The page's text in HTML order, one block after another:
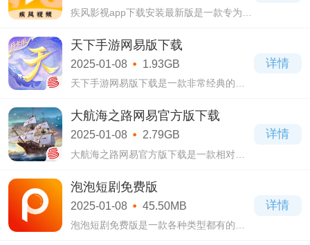
疾风影视app下载安装最新版是一款专为广
有着很多的影视资源，各种高清电影，热
播电视剧，爆笑综艺，人气动漫等，各种
类型的
天下手游网易版下载
2025-01-08 1.93GB
天下手游网易版下载是一款非常经典的网
下载中玩家将来到大荒世界开启自己的修
炼之旅，其中月卡服更是削减大量氪金内
容哦!
详情
大航海之路网易官方版下载
2025-01-08 2.79GB
大航海之路网易官方版下载是一款相对休
官方版下载游戏中拥有真实的场景以及简
单的操作玩法，起码四五十级前，体验轻
松又舒适
详情
泡泡短剧免费版
2025-01-08 45.50MB
泡泡短剧免费版是一款各种类型都有的全
详情